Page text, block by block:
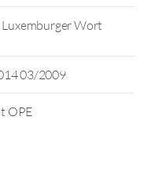
Wort
03/2009
OPE